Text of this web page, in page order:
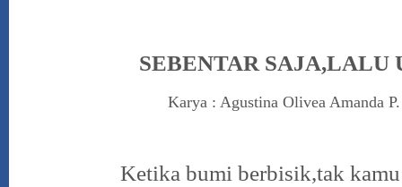
SEBENTAR SAJA,LALU
Karya : Agustina Olivea Amanda
Ketika bumi berbisik,tak